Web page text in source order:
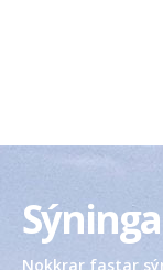
Vestmannaeyja,
Nokkrar fastar